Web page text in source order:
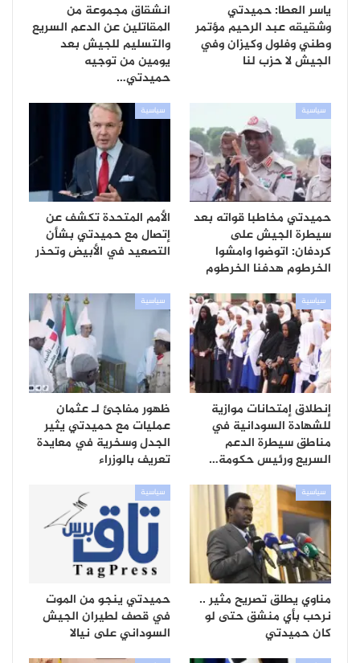
ياسر العطا: حميدتي
وشقيقه عبد الرحيم مؤتمر
وطني وفلول وكيزان وفي
الجيش لا حزب لنا
انشقاق مجموعة من
المقاتلين عن الدعم السريع
والتسليم للجيش بعد
يومين من توجيه
حميدتي…
سياسية
حميدتي مخاطبا قواته بعد
سيطرة الجيش على
كردفان: اتوضوا وامشوا
الخرطوم هدفنا الخرطوم
سياسية
الأمم المتحدة تكشف عن
إتصال مع حميدتي بشأن
التصعيد في الأبيض وتحذر
سياسية
إنطلاق إمتحانات موازية
للشهادة السودانية في
مناطق سيطرة الدعم
السريع ورئيس حكومة…
سياسية
ظهور مفاجئ لـ عثمان
عمليات مع حميدتي يثير
الجدل وسخرية في معايدة
تعريف بالوزراء
سياسية
مناوي يطلق تصريح مثير ..
نرحب بأي منشق حتى لو
كان حميدتي
سياسية
حميدتي ينجو من الموت
في قصف لطيران الجيش
السوداني على نيالا